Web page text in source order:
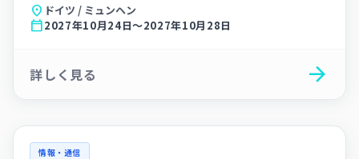
location_on ドイツ / ミュンヘン
calendar_today2027年10月24日～2027年10月28日
詳しく見る arrow_forward
情報・通信